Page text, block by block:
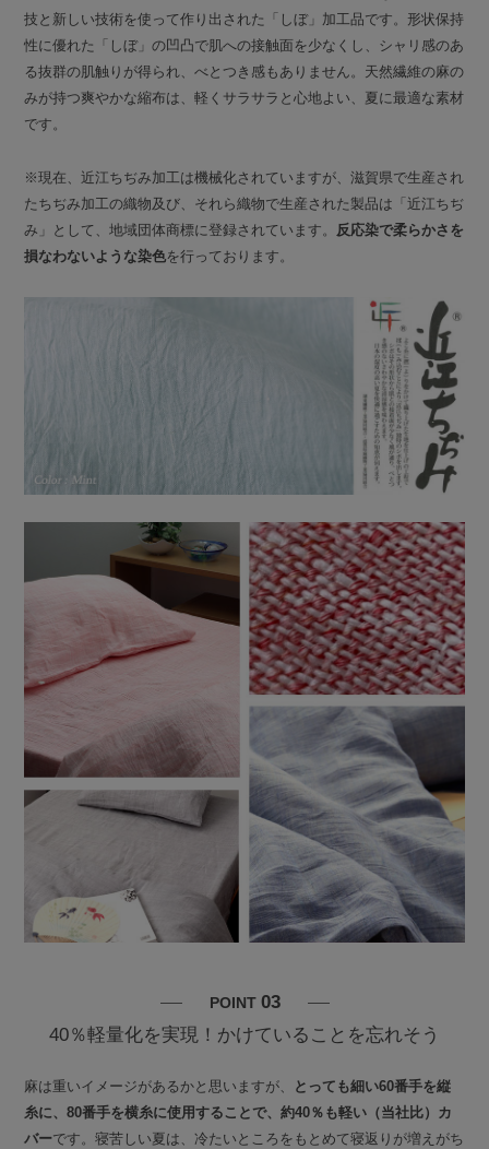
技と新しい技術を使って作り出された「しぼ」加工品です。形状保持
性に優れた「しぼ」の凹凸で肌への接触面を少なくし、シャリ感のあ
る抜群の肌触りが得られ、べとつき感もありません。天然繊維の麻の
みが持つ爽やかな縮布は、軽くサラサラと心地よい、夏に最適な素材
です。
※現在、近江ちぢみ加工は機械化されていますが、滋賀県で生産され
たちぢみ加工の織物及び、それら織物で生産された製品は「近江ちぢ
み」として、地域団体商標に登録されています。 反応染で柔らかさを
損なわないような染色を行っております。
POINT 03
40％軽量化を実現！かけていることを忘れそう
麻は重いイメージがあるかと思いますが、
とっても細い60番手を縦
糸に、80番手を横糸に使用することで、約40％も軽い（当社比）カ
バーです。寝苦しい夏は、冷たいところをもとめて寝返りが増えがち